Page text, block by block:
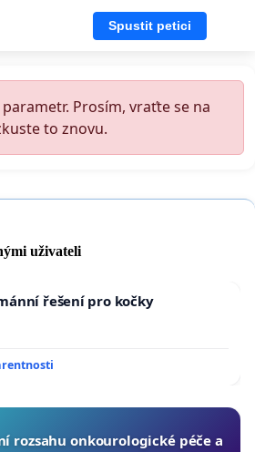
Spustit petici
Prosím, vraťte se na
to znovu.
uživateli
řešení pro kočky
rozsahu onkourologické péče a